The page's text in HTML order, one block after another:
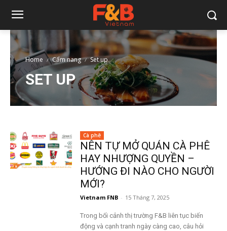
Home Cẩm nang Set up
SET UP
Cà phê
NÊN TỰ MỞ QUÁN CÀ PHÊ
HAY NHƯỢNG QUYỀN –
HƯỚNG ĐI NÀO CHO NGƯỜI
MỚI?
Vietnam FNB - 15 Tháng 7, 2025
Trong bối cảnh thị trường F&B liên tục biến
động và cạnh tranh ngày càng cao, câu hỏi